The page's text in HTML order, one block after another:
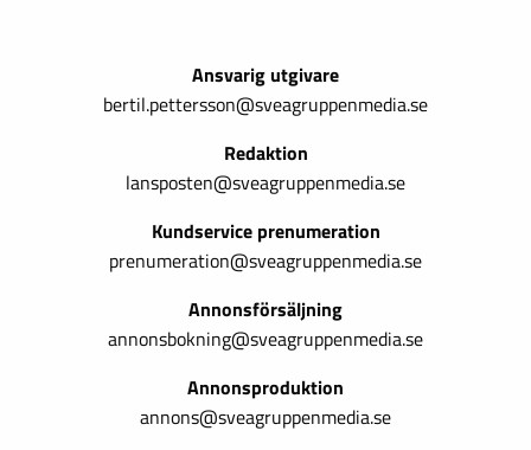
Ansvarig utgivare
bertil.pettersson@sveagruppenmedia.se
Redaktion
lansposten@sveagruppenmedia.se
Kundservice prenumeration
prenumeration@sveagruppenmedia.se
Annonsförsäljning
annonsbokning@sveagruppenmedia.se
Annonsproduktion
annons@sveagruppenmedia.se